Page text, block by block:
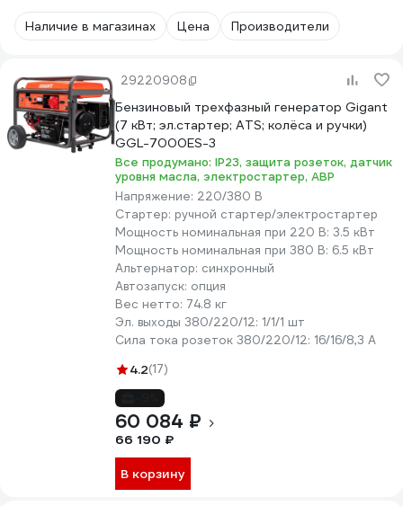
Наличие в магазинах Цена Производители
29220908
Бензиновый трехфазный генератор Gigant
(7 кВт; эл.стартер; ATS; колёса и ручки)
GGL-7000ЕS-3
Все продумано: IP23, защита розеток, датчик
уровня масла, электростартер, АВР
Напряжение: 220/380 В
Стартер: ручной стартер/электростартер
Мощность номинальная при 220 В: 3.5 кВт
Мощность номинальная при 380 В: 6.5 кВт
Альтернатор: синхронный
Автозапуск: опция
Вес нетто: 74.8 кг
Эл. выходы 380/220/12: 1/1/1 шт
Сила тока розеток 380/220/12: 16/16/8,3 А
4.2(17)
60 084 ₽
66 190 ₽
В корзину